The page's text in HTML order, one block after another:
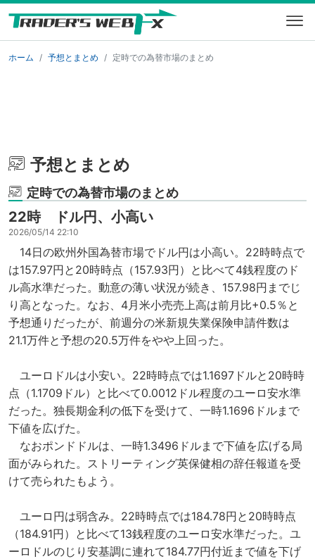
ホーム 予想とまとめ 定時での為替市場のまとめ
予想とまとめ
定時での為替市場のまとめ
22時 ドル円、小高い
2026/05/14 22:10
14日の欧州外国為替市場でドル円は小高い。22時時点で
は157.97円と20時時点（157.93円）と比べて4銭程度のド
ル高水準だった。動意の薄い状況が続き、157.98円までじ
り高となった。なお、4月米小売売上高は前月比+0.5％と
予想通りだったが、前週分の米新規失業保険申請件数は
21.1万件と予想の20.5万件をやや上回った。
ユーロドルは小安い。22時時点では1.1697ドルと20時時
点（1.1709ドル）と比べて0.0012ドル程度のユーロ安水準
だった。独長期金利の低下を受けて、一時1.1696ドルまで
下値を広げた。
なおポンドドルは、一時1.3496ドルまで下値を広げる局
面がみられた。ストリーティング英保健相の辞任報道を受
けて売られたもよう。
ユーロ円は弱含み。22時時点では184.78円と20時時点
（184.91円）と比べて13銭程度のユーロ安水準だった。ユ
ーロドルのじり安基調に連れて184.77円付近まで値を下げ